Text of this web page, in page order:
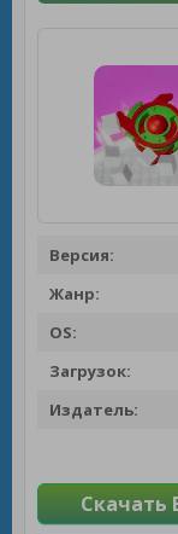
Версия:
Жанр:
OS:
Загрузок:
Издатель:
Скачать